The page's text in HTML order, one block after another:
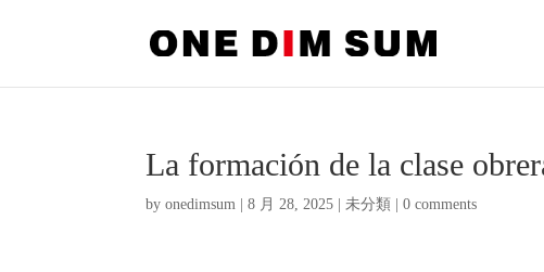
La formación de la clase
byonedimsum |8 月 28, 2025 |未分類 |0 comments